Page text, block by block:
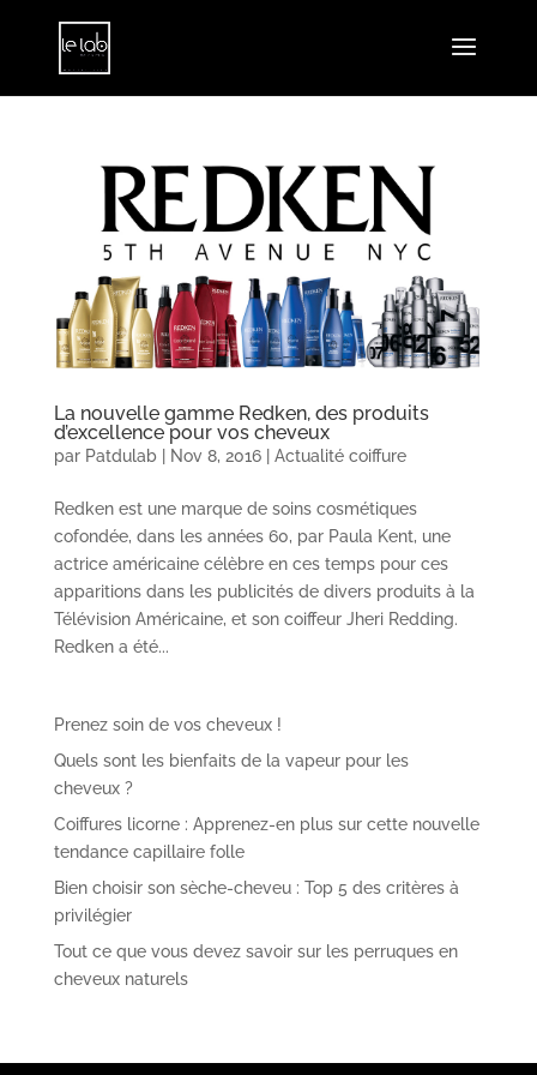
La nouvelle gamme Redken, des produits
d’excellence pour vos cheveux
par Patdulab| Nov 8, 2016| Actualité coiffure
Redken est une marque de soins cosmétiques
cofondée, dans les années 60, par Paula Kent, une
actrice américaine célèbre en ces temps pour ces
apparitions dans les publicités de divers produits à la
Télévision Américaine, et son coiffeur Jheri Redding.
Redken a été...
Prenez soin de vos cheveux !
Quels sont les bienfaits de la vapeur pour les
cheveux ?
Coiffures licorne : Apprenez-en plus sur cette nouvelle
tendance capillaire folle
Bien choisir son sèche-cheveu : Top 5 des critères à
privilégier
Tout ce que vous devez savoir sur les perruques en
cheveux naturels